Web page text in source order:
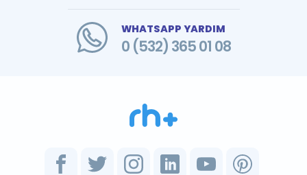
WHATSAPP YARDIM
0 (532) 365 01 08